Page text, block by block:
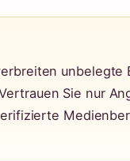
unbelegte
Sie nur